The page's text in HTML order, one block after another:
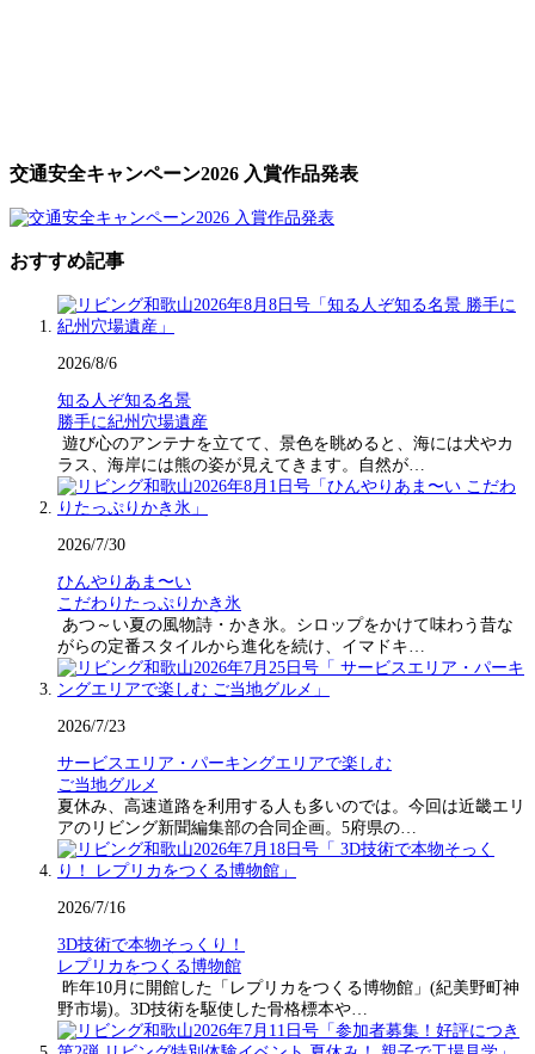
交通安全キャンペーン2026 入賞作品発表
おすすめ記事
2026/8/6
知る人ぞ知る名景
勝手に紀州穴場遺産
遊び心のアンテナを立てて、景色を眺めると、海には犬やカ
ラス、海岸には熊の姿が見えてきます。自然が…
2026/7/30
ひんやりあま〜い
こだわりたっぷりかき氷
あつ～い夏の風物詩・かき氷。シロップをかけて味わう昔な
がらの定番スタイルから進化を続け、イマドキ…
2026/7/23
サービスエリア・パーキングエリアで楽しむ
ご当地グルメ
夏休み、高速道路を利用する人も多いのでは。今回は近畿エリ
アのリビング新聞編集部の合同企画。5府県の…
2026/7/16
3D技術で本物そっくり！
レプリカをつくる博物館
昨年10月に開館した「レプリカをつくる博物館」(紀美野町神
野市場)。3D技術を駆使した骨格標本や…